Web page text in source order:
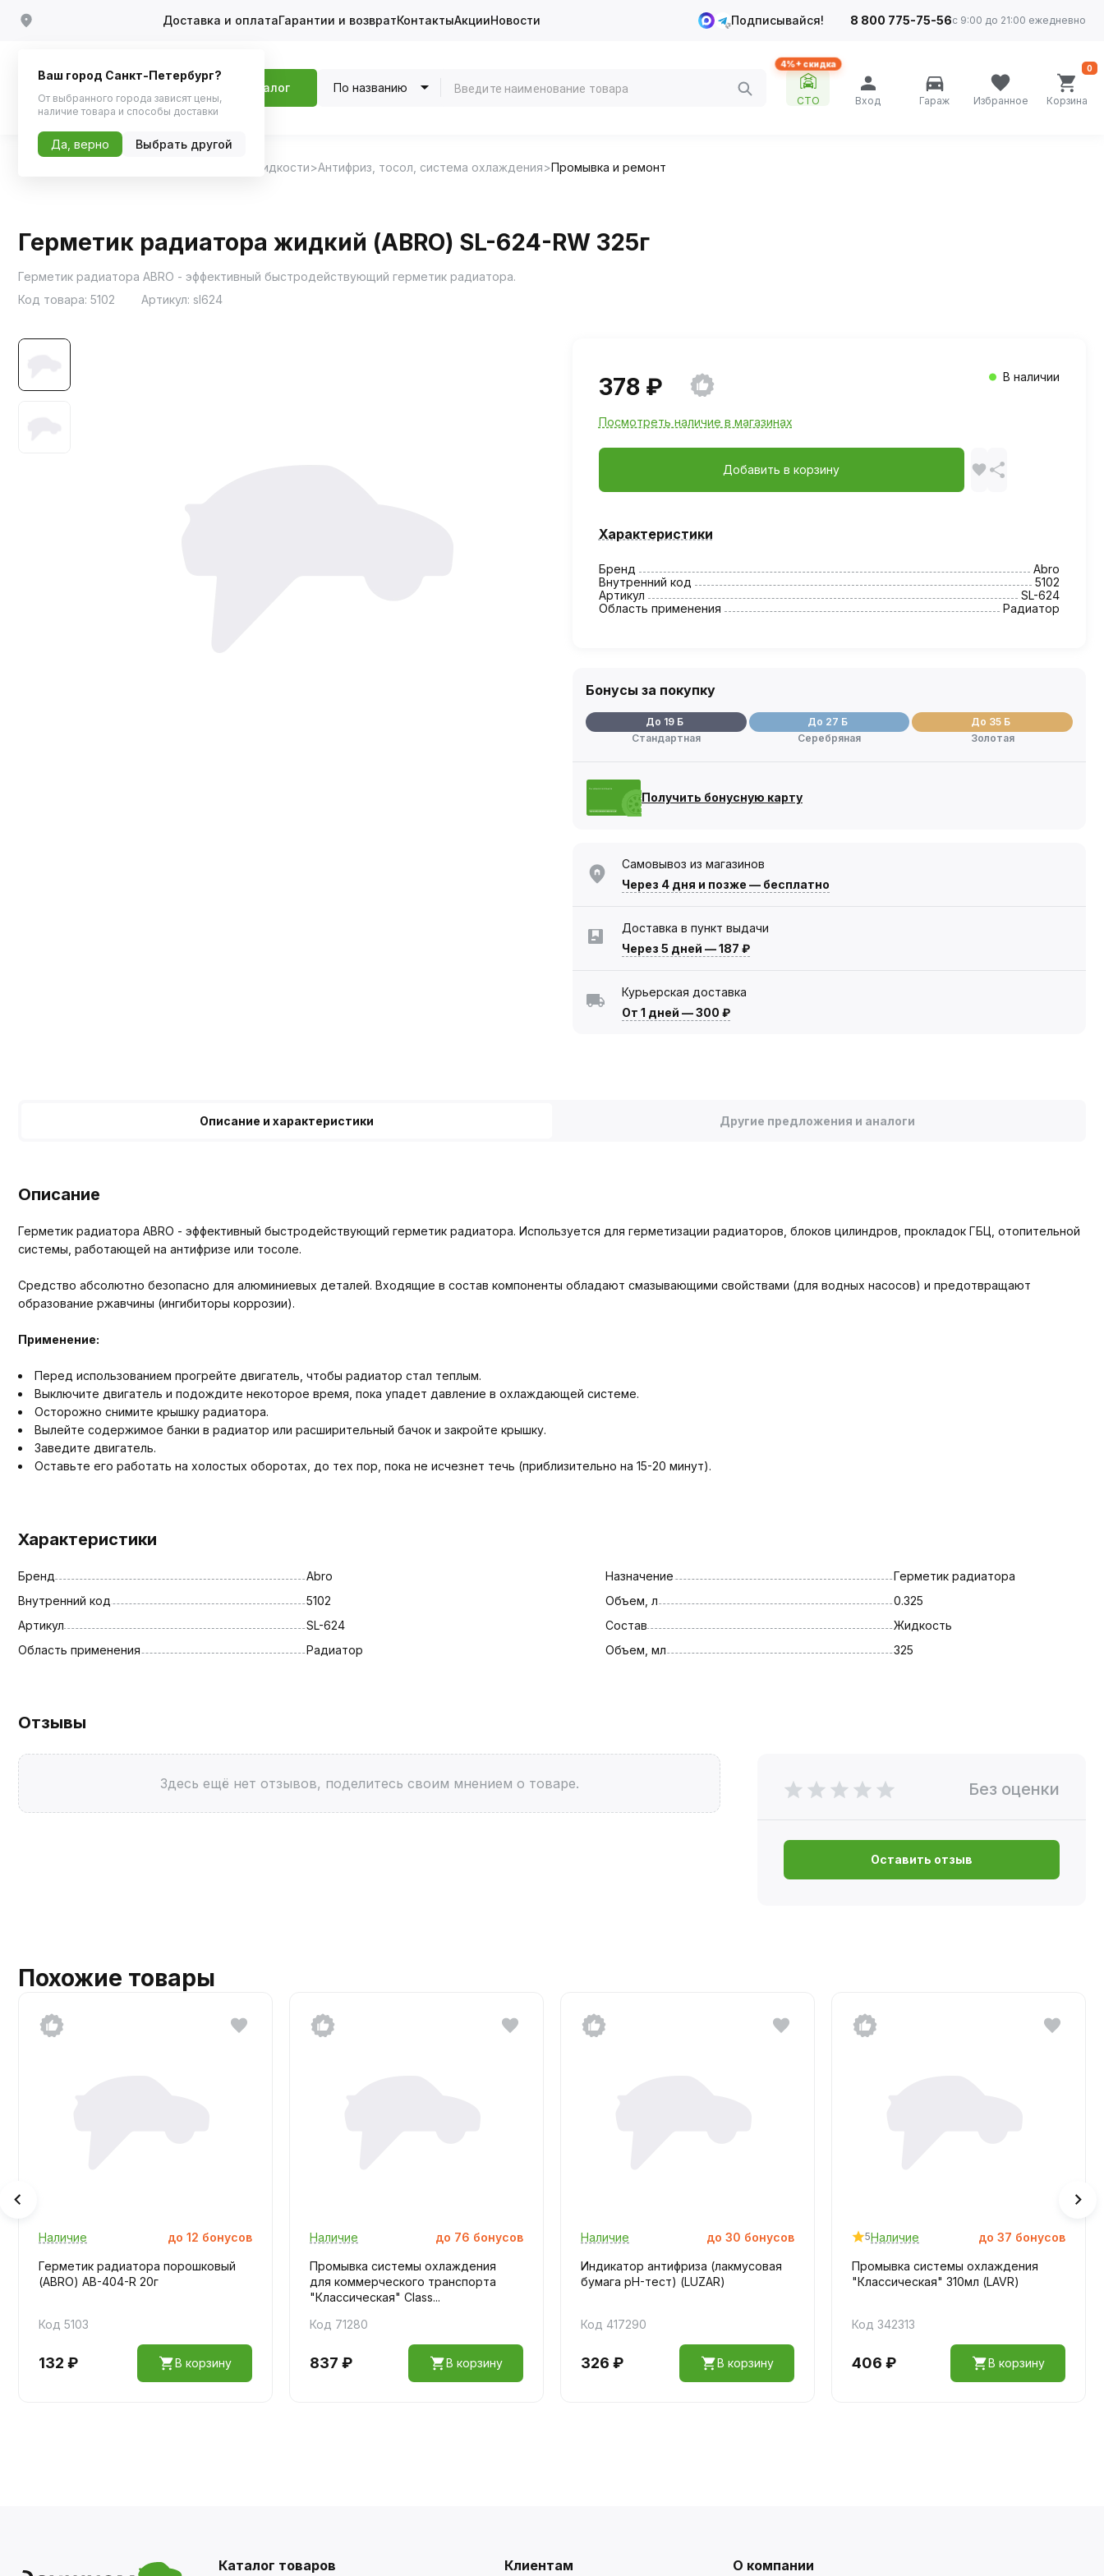
Доставка и оплатаГарантии и возвратКонтактыАкцииНовости Подписывайся! 8 800 775-75-56с 9:00 до 21:00 ежедневно
Каталог По названию
4%+ скидка
СТО Вход Гараж Избранное Корзина
0
Масла и технические жидкости Антифриз, тосол, система охлаждения Промывка и ремонт
Герметик радиатора жидкий (ABRO) SL-624-RW 325г
Герметик радиатора ABRO - эффективный быстродействующий герметик радиатора.
Код товара: 5102 Артикул: sl624
378 ₽ В наличии
Посмотреть наличие в магазинах
Добавить в корзину
Характеристики
Бренд
Abro
Внутренний код
5102
Артикул
SL-624
Область применения
Радиатор
Бонусы за покупку
До 19 Б
Стандартная
До 27 Б
Серебряная
До 35 Б
Золотая
Получить бонусную карту
Самовывоз из магазинов
Через 4 дня и позже — бесплатно
Доставка в пункт выдачи
Через 5 дней —187 ₽
Курьерская доставка
От 1 дней —300 ₽
Описание и характеристики Другие предложения и аналоги
Описание
Герметик радиатора ABRO - эффективный быстродействующий герметик радиатора. Используется для герметизации радиаторов, блоков цилиндров, прокладок ГБЦ, отопительной
системы, работающей на антифризе или тосоле.
Средство абсолютно безопасно для алюминиевых деталей. Входящие в состав компоненты обладают смазывающими свойствами (для водных насосов) и предотвращают
образование ржавчины (ингибиторы коррозии).
Применение:
Перед использованием прогрейте двигатель, чтобы радиатор стал теплым.
Выключите двигатель и подождите некоторое время, пока упадет давление в охлаждающей системе.
Осторожно снимите крышку радиатора.
Вылейте содержимое банки в радиатор или расширительный бачок и закройте крышку.
Заведите двигатель.
Оставьте его работать на холостых оборотах, до тех пор, пока не исчезнет течь (приблизительно на 15-20 минут).
Характеристики
Бренд
Abro
Внутренний код
5102
Артикул
SL-624
Область применения
Радиатор
Назначение
Герметик радиатора
Объем, л
0.325
Состав
Жидкость
Объем, мл
325
Отзывы
Здесь ещё нет отзывов, поделитесь своим мнением о товаре. Без оценки
Оставить отзыв
Похожие товары
Наличие до 12 бонусов
Герметик радиатора порошковый
(ABRO) AB-404-R 20г
Код 5103
132 ₽ В корзину
Наличие до 76 бонусов
Промывка системы охлаждения
для коммерческого транспорта
"Классическая" Class...
Код 71280
837 ₽ В корзину
Наличие до 30 бонусов
Индикатор антифриза (лакмусовая
бумага pH-тест) (LUZAR)
Код 417290
326 ₽ В корзину
5Наличие до 37 бонусов
Промывка системы охлаждения
"Классическая" 310мл (LAVR)
Код 342313
406 ₽ В корзину
Каталог товаров Клиентам О компании
Ваш город Санкт-Петербург?
От выбранного города зависят цены,
наличие товара и способы доставки
Да, верно Выбрать другой